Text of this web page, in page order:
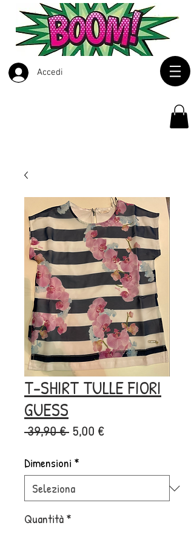
Accedi
T-SHIRT TULLE FIORI
GUESS
39,90 € Prezzo
5,00 €Prezzo
Dimensioni *
Quantità*